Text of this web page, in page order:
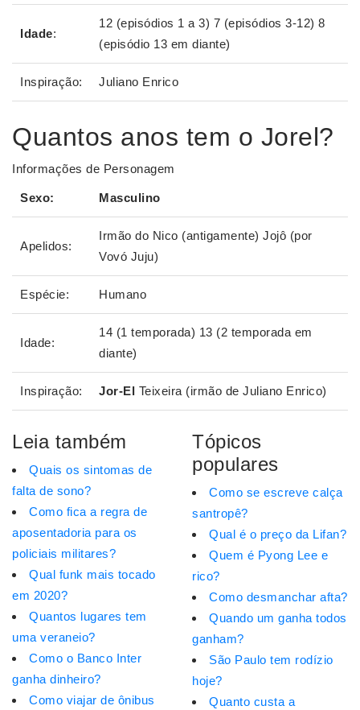
Idade:
12 (episódios 1 a 3) 7 (episódios 3-12) 8
(episódio 13 em diante)
Inspiração: Juliano Enrico
Quantos anos tem o Jorel?
Informações de Personagem
Sexo: Masculino
Apelidos:
Irmão do Nico (antigamente) Jojô (por
Vovó Juju)
Espécie: Humano
Idade:
14 (1 temporada) 13 (2 temporada em
diante)
Inspiração: Jor-El Teixeira (irmão de Juliano Enrico)
Leia também
Quais os sintomas de
falta de sono?
Como fica a regra de
aposentadoria para os
policiais militares?
Qual funk mais tocado
em 2020?
Quantos lugares tem
uma veraneio?
Como o Banco Inter
ganha dinheiro?
Como viajar de ônibus
Tópicos
populares
Como se escreve calça
santropê?
Qual é o preço da Lifan?
Quem é Pyong Lee e
rico?
Como desmanchar afta?
Quando um ganha todos
ganham?
São Paulo tem rodízio
hoje?
Quanto custa a